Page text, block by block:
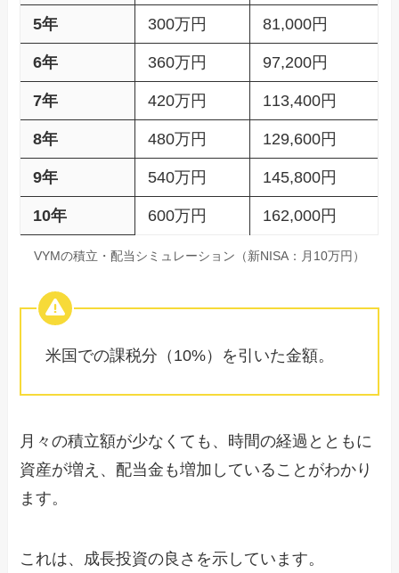
5年 300万円 81,000円
6年 360万円 97,200円
7年 420万円 113,400円
8年 480万円 129,600円
9年 540万円 145,800円
10年 600万円 162,000円
VYMの積立・配当シミュレーション（新NISA：月10万円）
米国での課税分（10%）を引いた金額。
月々の積立額が少なくても、時間の経過とともに
資産が増え、配当金も増加していることがわかり
ます。
これは、成長投資の良さを示しています。